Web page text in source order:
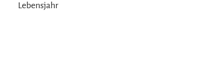
Lebensjahr